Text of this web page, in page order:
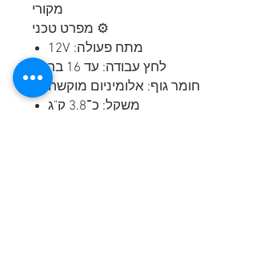
מקורי
⚙️ מפרט טכני
מתח פעולה: 12V
לחץ עבודה: עד 16 בר
חומר גוף: אלומיניום מוקשח
משקל: כ־3.8 ק"ג